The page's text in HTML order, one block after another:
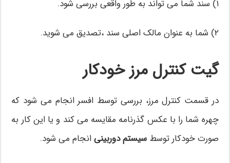
۱) سند شما می تواند به طور واقعی بررسی شود.
۲) شما به عنوان مالک اصلی سند ،تصدیق می شوید.
گیت کنترل مرز خودکار
در قسمت کنترل مرز، بررسی توسط افسر انجام می شود که
چهره شما را با عکس گذرنامه مقایسه می کند و یا این کار به
صورت خودکار توسطسیستم دوربینیانجام می شود.